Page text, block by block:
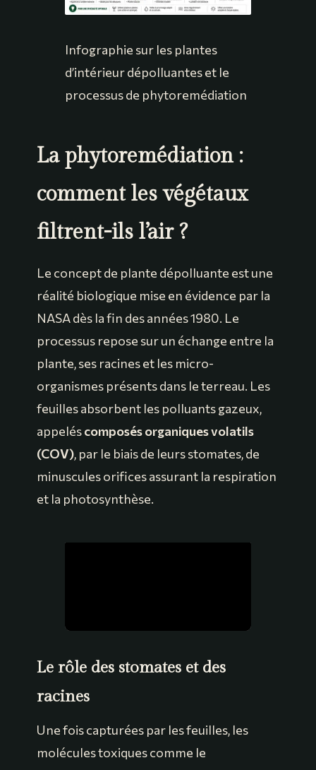
Infographie sur les plantes
d’intérieur dépolluantes et le
processus de phytoremédiation
La phytoremédiation :
comment les végétaux
filtrent-ils l’air ?
Le concept de plante dépolluante est une
réalité biologique mise en évidence par la
NASA dès la fin des années 1980. Le
processus repose sur un échange entre la
plante, ses racines et les micro-
organismes présents dans le terreau. Les
feuilles absorbent les polluants gazeux,
appeléscomposés organiques volatils
(COV), par le biais de leurs stomates, de
minuscules orifices assurant la respiration
et la photosynthèse.
Le rôle des stomates et des
racines
Une fois capturées par les feuilles, les
molécules toxiques comme le